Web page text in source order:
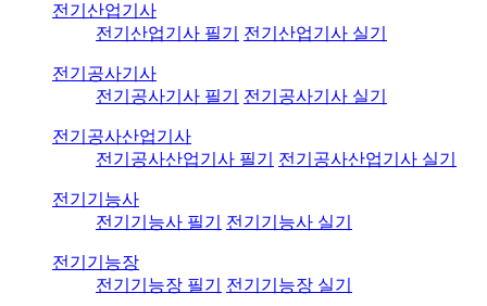
전기산업기사
전기산업기사 필기
전기산업기사 실기
전기공사기사
전기공사기사 필기
전기공사기사 실기
전기공사산업기사
전기공사산업기사 필기
전기공사산업기사 실기
전기기능사
전기기능사 필기
전기기능사 실기
전기기능장
전기기능장 필기
전기기능장 실기